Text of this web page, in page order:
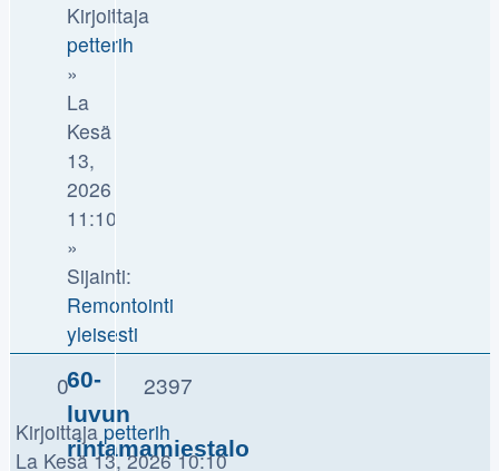
Kirjoittaja
petterih
»
La
Kesä
13,
2026
11:10
»
Sijainti:
Remontointi
yleisesti
60-
luvun
rintamamiestalo
0 2397
Kirjoittaja petterih
La Kesä 13, 2026 10:10